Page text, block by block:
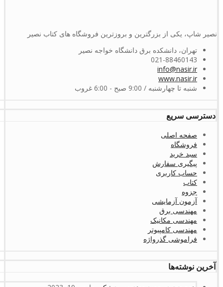
نصیر شاپ، یکی از بزرگترین و بروزترین فروشگاه های کتاب نصیر
تهران، دانشکده برق دانشگاه خواجه نصیر
021-88460143
info@nasir.ir
www.nasir.ir
شنبه تا چهارشنبه / 9:00 صبح - 6:00 غروب
دسترسی سریع
صفحه اصلی
فروشگاه
سبد خرید
پیگیری سفارش
حساب کاربری
کتاب
جزوه
آزمون آزمایشی
مهندسی برق
مهندسی مکانیک
مهندسی کامپیوتر
فراموشی گذرواژه
آخرین نوشته‌ها